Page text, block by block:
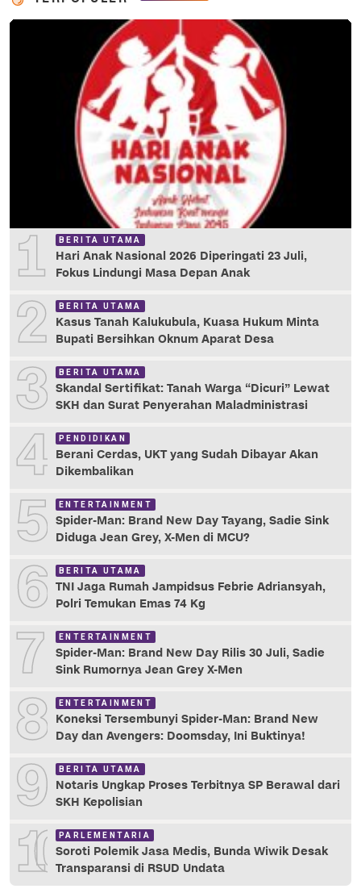
1 BERITA UTAMA
Hari Anak Nasional 2026 Diperingati 23 Juli,
Fokus Lindungi Masa Depan Anak
2 BERITA UTAMA
Kasus Tanah Kalukubula, Kuasa Hukum Minta
Bupati Bersihkan Oknum Aparat Desa
3 BERITA UTAMA
Skandal Sertifikat: Tanah Warga “Dicuri” Lewat
SKH dan Surat Penyerahan Maladministrasi
4 PENDIDIKAN
Berani Cerdas, UKT yang Sudah Dibayar Akan
Dikembalikan
5 ENTERTAINMENT
Spider-Man: Brand New Day Tayang, Sadie Sink
Diduga Jean Grey, X-Men di MCU?
6 BERITA UTAMA
TNI Jaga Rumah Jampidsus Febrie Adriansyah,
Polri Temukan Emas 74 Kg
7 ENTERTAINMENT
Spider-Man: Brand New Day Rilis 30 Juli, Sadie
Sink Rumornya Jean Grey X-Men
8 ENTERTAINMENT
Koneksi Tersembunyi Spider-Man: Brand New
Day dan Avengers: Doomsday, Ini Buktinya!
9 BERITA UTAMA
Notaris Ungkap Proses Terbitnya SP Berawal dari
SKH Kepolisian
10 PARLEMENTARIA
Soroti Polemik Jasa Medis, Bunda Wiwik Desak
Transparansi di RSUD Undata